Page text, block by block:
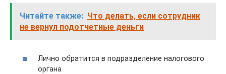
Читайте также: Что делать, если сотрудник
не вернул подотчетные деньги
Лично обратится в подразделение налогового
органа